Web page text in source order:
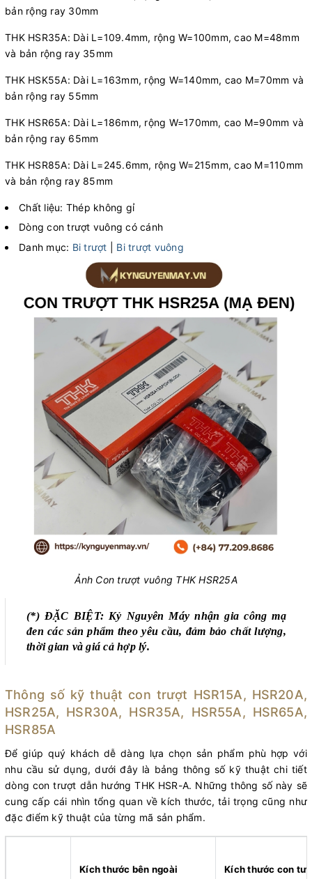
bản rộng ray 30mm
THK HSR35A: Dài L=109.4mm, rộng W=100mm, cao M=48mm
và bản rộng ray 35mm
THK HSK55A: Dài L=163mm, rộng W=140mm, cao M=70mm và
bản rộng ray 55mm
THK HSR65A: Dài L=186mm, rộng W=170mm, cao M=90mm và
bản rộng ray 65mm
THK HSR85A: Dài L=245.6mm, rộng W=215mm, cao M=110mm
và bản rộng ray 85mm
Chất liệu: Thép không gỉ
Dòng con trượt vuông có cánh
Danh mục: Bi trượt Bi trượt vuông
Ảnh Con trượt vuông THK HSR25A
(*) ĐẶC BIỆT: Kỷ Nguyên Máy nhận gia công mạ
đen các sản phẩm theo yêu cầu, đảm bảo chất lượng,
thời gian và giá cả hợp lý.
Thông số kỹ thuật con trượt HSR15A, HSR20A,
HSR25A, HSR30A, HSR35A, HSR55A, HSR65A,
HSR85A
Để giúp quý khách dễ dàng lựa chọn sản phẩm phù hợp với
nhu cầu sử dụng, dưới đây là bảng thông số kỹ thuật chi tiết
dòng con trượt dẫn hướng THK HSR-A. Những thông số này sẽ
cung cấp cái nhìn tổng quan về kích thước, tải trọng cũng như
đặc điểm kỹ thuật của từng mã sản phẩm.
Kích thước bên ngoài Kích thước con